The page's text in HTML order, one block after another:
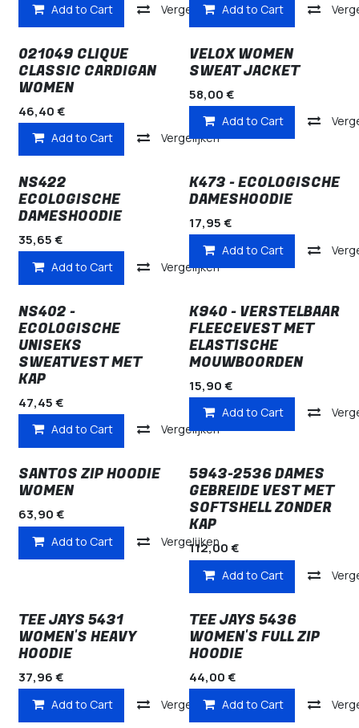
Add to Cart Vergelijken Add to Cart
021049 CLIQUE
CLASSIC CARDIGAN
WOMEN
46,40€
Add to Cart Vergelijken
VELOX WOMEN
SWEAT JACKET
58,00€
Add to Cart
NS422
ECOLOGISCHE
DAMESHOODIE
35,65€
Add to Cart Vergelijken
K473 - ECOLOGISCHE
DAMESHOODIE
17,95€
Add to Cart
NS402 -
ECOLOGISCHE
UNISEKS
SWEATVEST MET
KAP
47,45€
Add to Cart Vergelijken
K940 - VERSTELBAAR
FLEECEVEST MET
ELASTISCHE
MOUWBOORDEN
15,90€
Add to Cart
SANTOS ZIP HOODIE
WOMEN
63,90€
Add to Cart Vergelijken
5943-2536 DAMES
GEBREIDE VEST MET
SOFTSHELL ZONDER
KAP
112,00€
Add to Cart
TEE JAYS 5431
WOMEN'S HEAVY
HOODIE
37,96€
Add to Cart Vergelijken
TEE JAYS 5436
WOMEN'S FULL ZIP
HOODIE
44,00€
Add to Cart